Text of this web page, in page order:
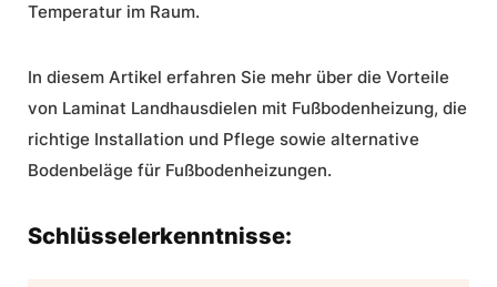
Temperatur im Raum.
In diesem Artikel erfahren Sie mehr über die Vorteile
von Laminat Landhausdielen mit Fußbodenheizung, die
richtige Installation und Pflege sowie alternative
Bodenbeläge für Fußbodenheizungen.
Schlüsselerkenntnisse: